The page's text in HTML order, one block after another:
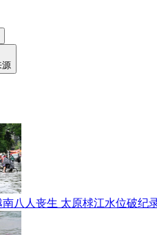
源
南八人丧生 太原梂江水位破纪